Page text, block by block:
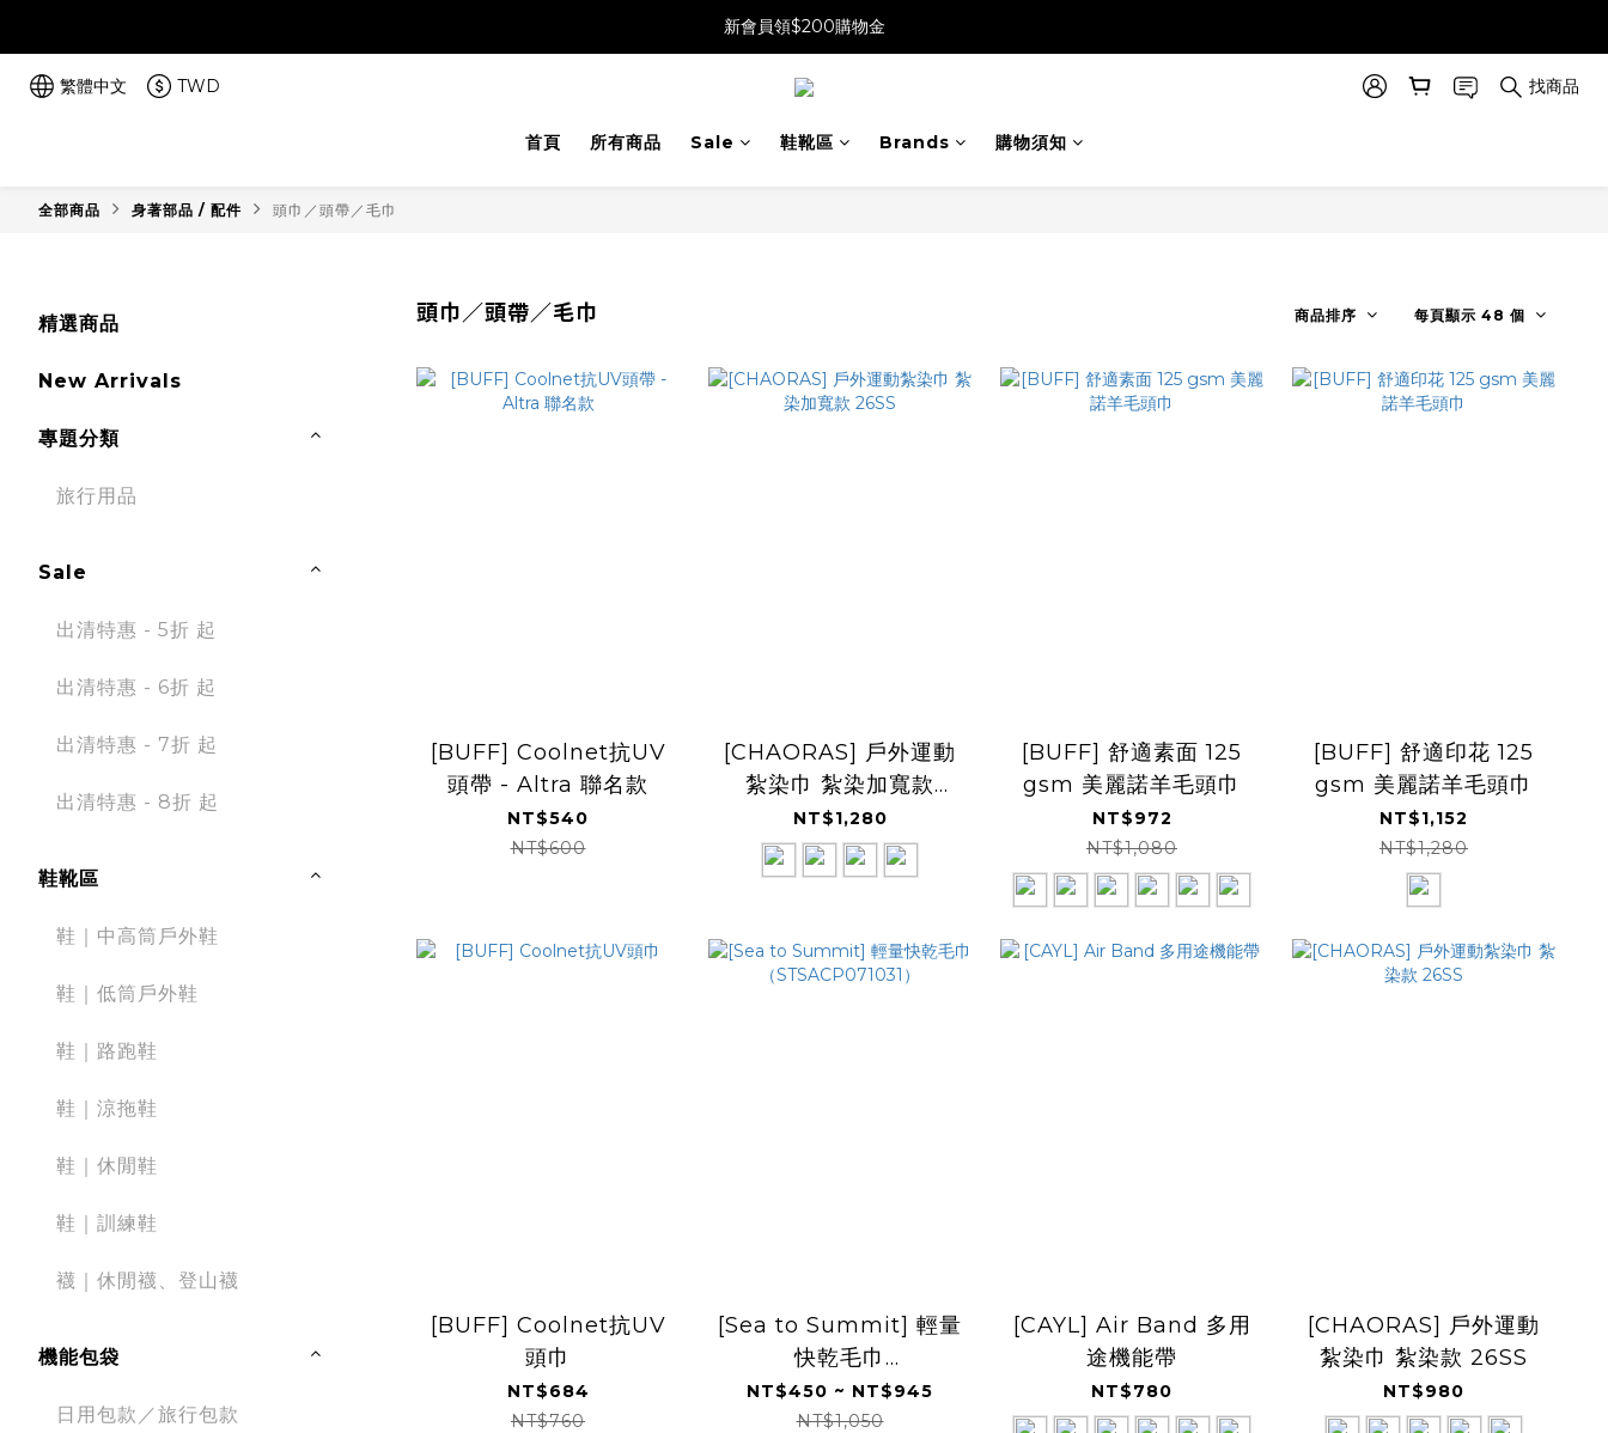
新會員領$200購物金
繁體中文 TWD 找商品
首頁 所有商品 Sale 鞋靴區 Brands 購物須知
全部商品 身著部品 / 配件 頭巾／頭帶／毛巾
精選商品
New Arrivals
專題分類
旅行用品
Sale
出清特惠 - 5折 起
出清特惠 - 6折 起
出清特惠 - 7折 起
出清特惠 - 8折 起
鞋靴區
鞋｜中高筒戶外鞋
鞋｜低筒戶外鞋
鞋｜路跑鞋
鞋｜涼拖鞋
鞋｜休閒鞋
鞋｜訓練鞋
襪｜休閒襪、登山襪
機能包袋
日用包款／旅行包款
頭巾／頭帶／毛巾 商品排序 每頁顯示 48 個
[BUFF] Coolnet抗UV
頭帶 - Altra 聯名款
NT$540
NT$600
[CHAORAS] 戶外運動
紮染巾 紮染加寬款
26SS
NT$1,280
[BUFF] 舒適素面 125
gsm 美麗諾羊毛頭巾
NT$972
NT$1,080
[BUFF] 舒適印花 125
gsm 美麗諾羊毛頭巾
NT$1,152
NT$1,280
[BUFF] Coolnet抗UV
頭巾
NT$684
NT$760
[Sea to Summit] 輕量
快乾毛巾
（STSACP071031）
NT$450 ~ NT$945
NT$1,050
[CAYL] Air Band 多用
途機能帶
NT$780
[CHAORAS] 戶外運動
紮染巾 紮染款 26SS
NT$980